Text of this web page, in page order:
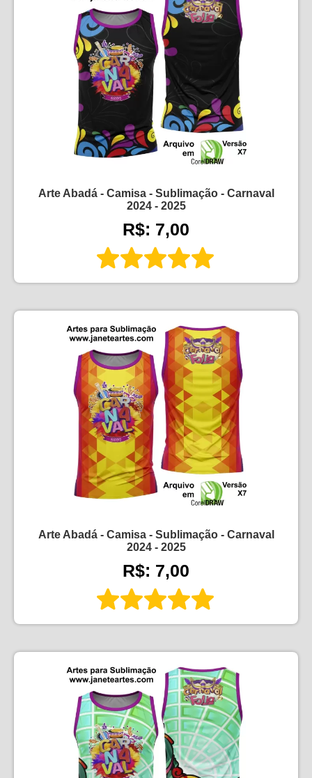
Arte Abadá - Camisa - Sublimação - Carnaval
2024 - 2025
R$: 7,00
Arte Abadá - Camisa - Sublimação - Carnaval
2024 - 2025
R$: 7,00